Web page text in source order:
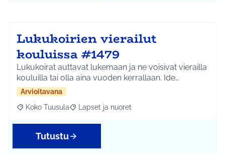
Lukukoirien vierailut
kouluissa #1479
Lukukoirat auttavat lukemaan ja ne voisivat vierailla
kouluilla tai olla aina vuoden kerrallaan. Ide…
Arvioitavana
Rajaa tulokset aihepiirin mukaan: Koko Tuusula
Koko Tuusula Rajaa tulokset teeman mukaan: Lapset ja
Lapset ja nuoret
Tutustu